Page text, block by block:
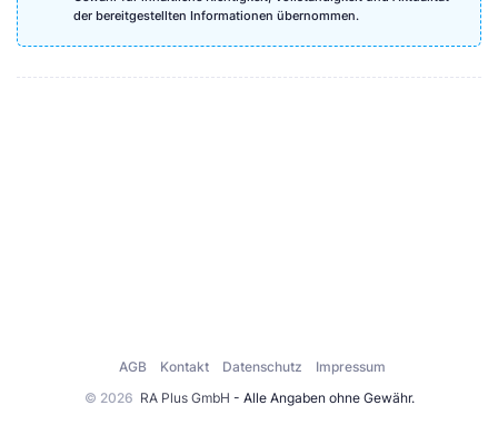
der bereitgestellten Informationen übernommen.
© 2026 RA Plus GmbH - Alle Angaben ohne Gewähr.
AGB Kontakt Datenschutz Impressum